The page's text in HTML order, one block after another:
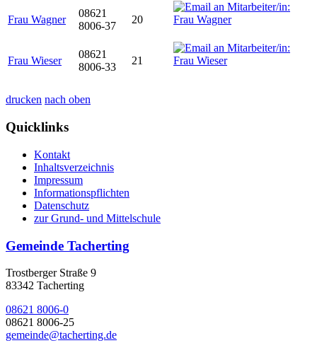
Frau Wagner
08621
8006-37
20
Frau Wieser
08621
8006-33
21
drucken nach oben
Quicklinks
Kontakt
Inhaltsverzeichnis
Impressum
Informationspflichten
Datenschutz
zur Grund- und Mittelschule
Gemeinde Tacherting
Trostberger Straße 9
83342 Tacherting
08621 8006-0
08621 8006-25
gemeinde@tacherting.de